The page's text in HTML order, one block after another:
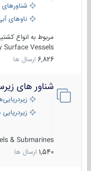
شناورهای
ناوهای آبی
مربوط به انواع
Surface Vessels
6,826 ارسال ها
شناور های
زیردریایی
& Submarines
1,540 ارسال ها